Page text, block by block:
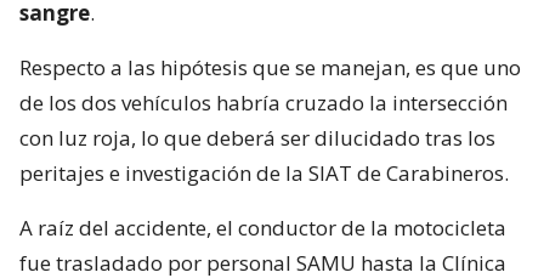
sangre.
Respecto a las hipótesis que se manejan, es que uno
de los dos vehículos habría cruzado la intersección
con luz roja, lo que deberá ser dilucidado tras los
peritajes e investigación de la SIAT de Carabineros.
A raíz del accidente, el conductor de la motocicleta
fue trasladado por personal SAMU hasta la Clínica